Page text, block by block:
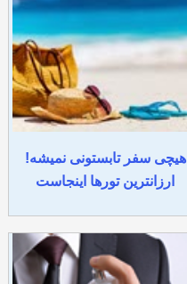
هیچی سفر تابستونی نمیشه!
ارزانترین تورها اینجاست